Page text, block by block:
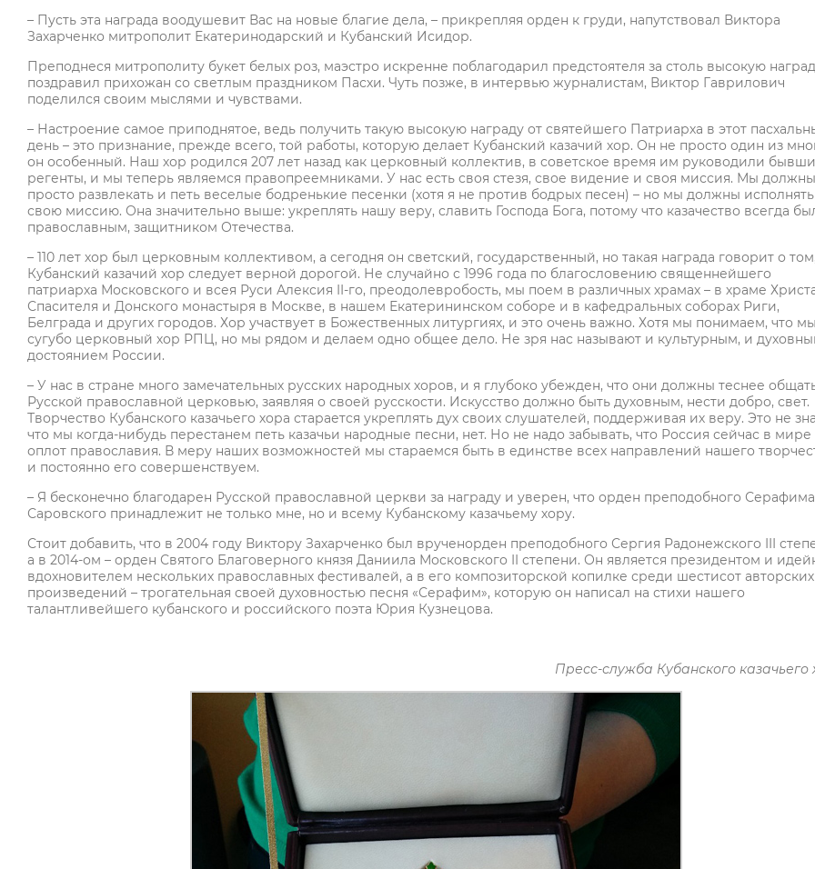
– Пусть эта награда воодушевит Вас на новые благие дела, – прикрепляя орден к груди, напутствовал Виктора
Захарченко митрополит Екатеринодарский и Кубанский Исидор.
Преподнеся митрополиту букет белых роз, маэстро искренне поблагодарил предстоятеля за столь высокую
поздравил прихожан со светлым праздником Пасхи. Чуть позже, в интервью журналистам, Виктор Гаврилович
поделился своим мыслями и чувствами.
– Настроение самое приподнятое, ведь получить такую высокую награду от святейшего Патриарха в этот
день – это признание, прежде всего, той работы, которую делает Кубанский казачий хор. Он не просто один из
он особенный. Наш хор родился 207 лет назад как церковный коллектив, в советское время им руководили
регенты, и мы теперь являемся правопреемниками. У нас есть своя стезя, свое видение и своя миссия. Мы
просто развлекать и петь веселые бодренькие песенки (хотя я не против бодрых песен) – но мы должны исполнять
свою миссию. Она значительно выше: укреплять нашу веру, славить Господа Бога, потому что казачество всегда
православным, защитником Отечества.
– 110 лет хор был церковным коллективом, а сегодня он светский, государственный, но такая награда говорит о
Кубанский казачий хор следует верной дорогой. Не случайно с 1996 года по благословению священнейшего
патриарха Московского и всея Руси Алексия II-го, преодолевробость, мы поем в различных храмах – в храме
Спасителя и Донского монастыря в Москве, в нашем Екатерининском соборе и в кафедральных соборах Риги,
Белграда и других городов. Хор участвует в Божественных литургиях, и это очень важно. Хотя мы понимаем, что
сугубо церковный хор РПЦ, но мы рядом и делаем одно общее дело. Не зря нас называют и культурным, и
достоянием России.
– У нас в стране много замечательных русских народных хоров, и я глубоко убежден, что они должны теснее
Русской православной церковью, заявляя о своей русскости. Искусство должно быть духовным, нести добро, свет.
Творчество Кубанского казачьего хора старается укреплять дух своих слушателей, поддерживая их веру. Это не
что мы когда-нибудь перестанем петь казачьи народные песни, нет. Но не надо забывать, что Россия сейчас в мире
оплот православия. В меру наших возможностей мы стараемся быть в единстве всех направлений нашего
и постоянно его совершенствуем.
– Я бесконечно благодарен Русской православной церкви за награду и уверен, что орден преподобного Серафима
Саровского принадлежит не только мне, но и всему Кубанскому казачьему хору.
Стоит добавить, что в 2004 году Виктору Захарченко был врученорден преподобного Сергия Радонежского III
а в 2014-ом – орден Святого Благоверного князя Даниила Московского II степени. Он является президентом и
вдохновителем нескольких православных фестивалей, а в его композиторской копилке среди шестисот авторских
произведений – трогательная своей духовностью песня «Серафим», которую он написал на стихи нашего
талантливейшего кубанского и российского поэта Юрия Кузнецова.
Пресс-служба Кубанского казачьего